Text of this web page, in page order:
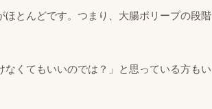
とんどです。つまり、大腸ポリープの段階
くてもいいのでは？」と思っている方もい